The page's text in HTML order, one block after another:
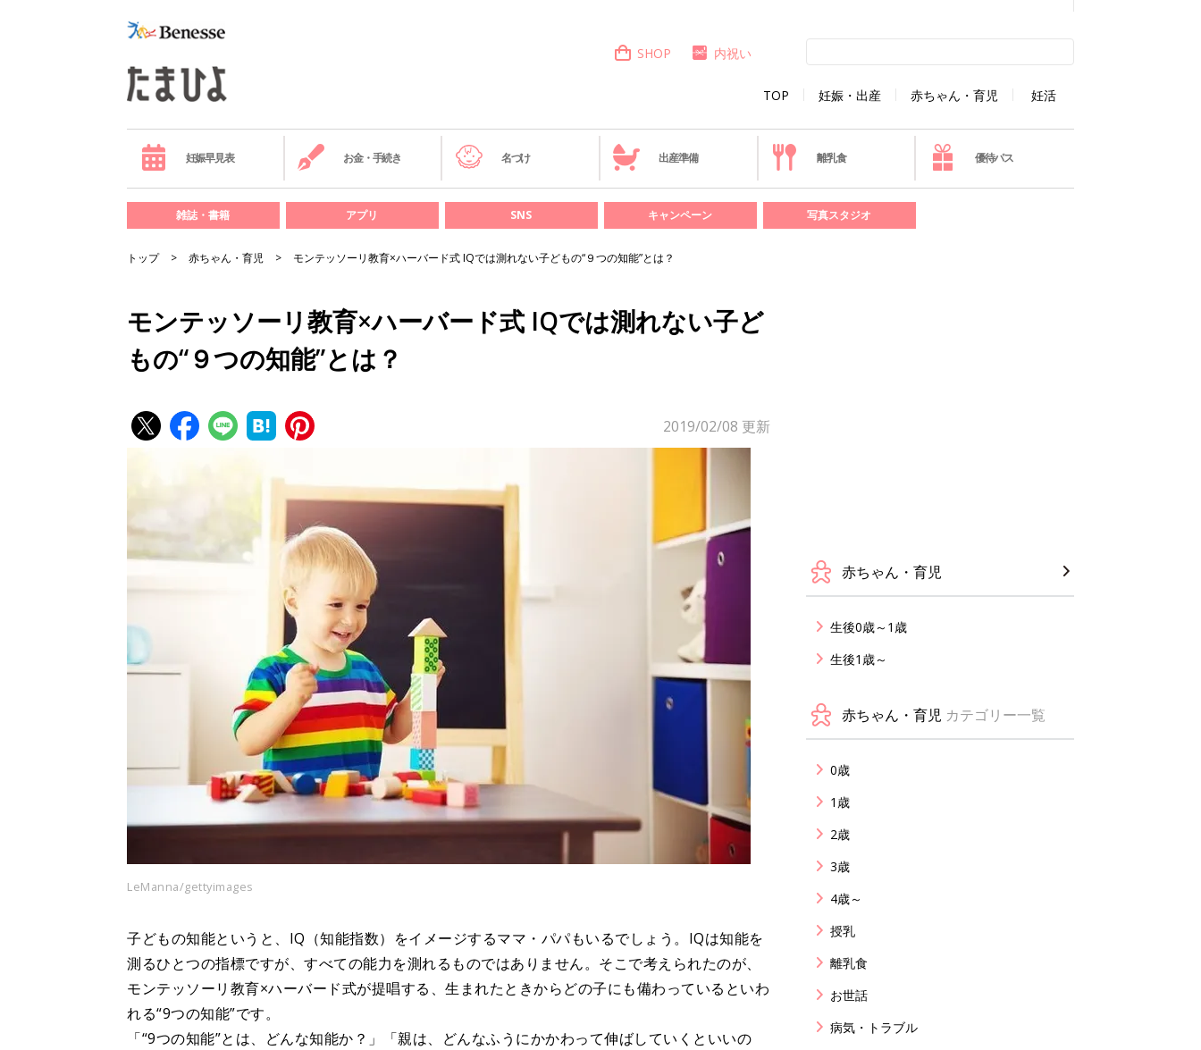
TOP 妊娠・出産 赤ちゃん・育児 妊活
SHOP 内祝い
妊娠早見表 お金・手続き 名づけ 出産準備 離乳食 優待パス
雑誌・書籍 アプリ SNS キャンペーン 写真スタジオ
トップ 赤ちゃん・育児 モンテッソーリ教育×ハーバード式 IQでは測れない子どもの“９つの知能”とは？
モンテッソーリ教育×ハーバード式 IQでは測れない子ど
もの“９つの知能”とは？
2019/02/08 更新
LeManna/gettyimages
子どもの知能というと、IQ（知能指数）をイメージするママ・パパもいるでしょう。IQは知能を
測るひとつの指標ですが、すべての能力を測れるものではありません。そこで考えられたのが、
モンテッソーリ教育×ハーバード式が提唱する、生まれたときからどの子にも備わっているといわ
れる“9つの知能”です。
「“9つの知能”とは、どんな知能か？」「親は、どんなふうにかかわって伸ばしていくといいの
赤ちゃん・育児
生後0歳～1歳
生後1歳～
赤ちゃん・育児 カテゴリー一覧
0歳
1歳
2歳
3歳
4歳～
授乳
離乳食
お世話
病気・トラブル